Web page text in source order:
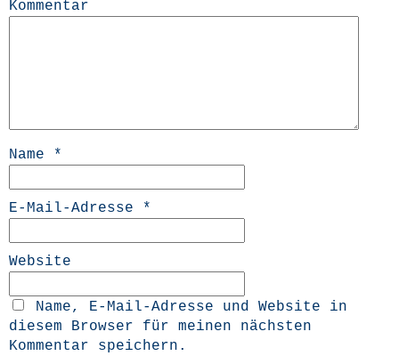
Kommentar
Name *
E-Mail-Adresse *
Website
Name, E-Mail-Adresse und Website in
diesem Browser für meinen nächsten
Kommentar speichern.